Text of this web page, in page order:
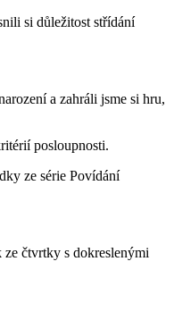
si důležitost střídání
a zahráli jsme si hru,
posloupnosti.
ze série Povídání
čtvrtky s dokreslenými